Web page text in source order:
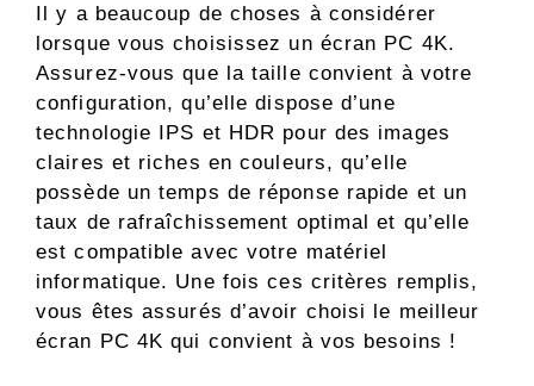
Il y a beaucoup de choses à considérer
lorsque vous choisissez un écran PC 4K.
Assurez-vous que la taille convient à votre
configuration, qu’elle dispose d’une
technologie IPS et HDR pour des images
claires et riches en couleurs, qu’elle
possède un temps de réponse rapide et un
taux de rafraîchissement optimal et qu’elle
est compatible avec votre matériel
informatique. Une fois ces critères remplis,
vous êtes assurés d’avoir choisi le meilleur
écran PC 4K qui convient à vos besoins !